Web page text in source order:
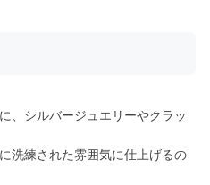
、シルバージュエリーやクラッ
洗練された雰囲気に仕上げるの